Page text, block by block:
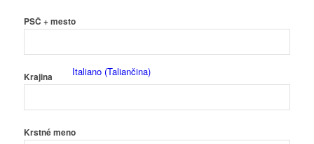
Italiano(Taliančina)
PSČ + mesto
Krajina
Krstné meno